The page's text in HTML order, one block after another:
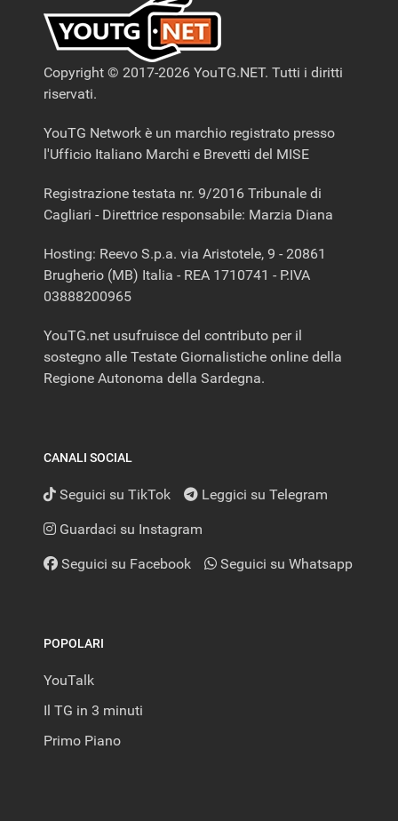
Copyright © 2017-2026 YouTG.NET. Tutti i diritti
riservati.
YouTG Network è un marchio registrato presso
l'Ufficio Italiano Marchi e Brevetti del MISE
Registrazione testata nr. 9/2016 Tribunale di
Cagliari - Direttrice responsabile: Marzia Diana
Hosting: Reevo S.p.a. via Aristotele, 9 - 20861
Brugherio (MB) Italia - REA 1710741 - P.IVA
03888200965
YouTG.net usufruisce del contributo per il
sostegno alle Testate Giornalistiche online della
Regione Autonoma della Sardegna.
CANALI SOCIAL
Seguici su TikTok Leggici su Telegram
Guardaci su Instagram
Seguici su Facebook Seguici su Whatsapp
POPOLARI
YouTalk
Il TG in 3 minuti
Primo Piano